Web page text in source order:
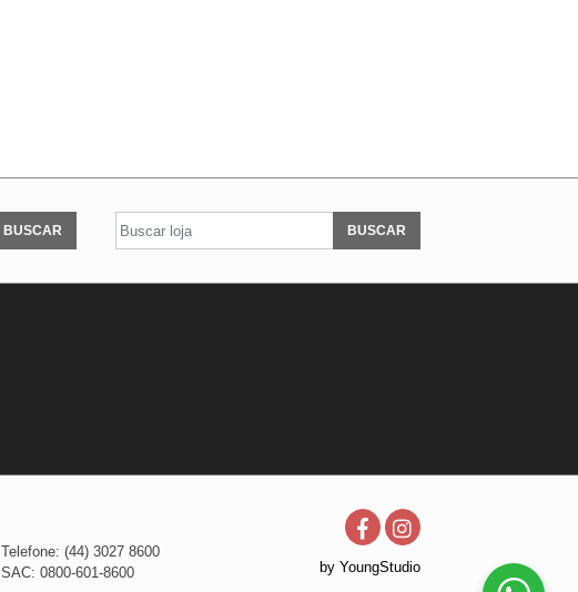
BUSCAR BUSCAR
Telefone: (44) 3027 8600
SAC: 0800-601-8600
by YoungStudio